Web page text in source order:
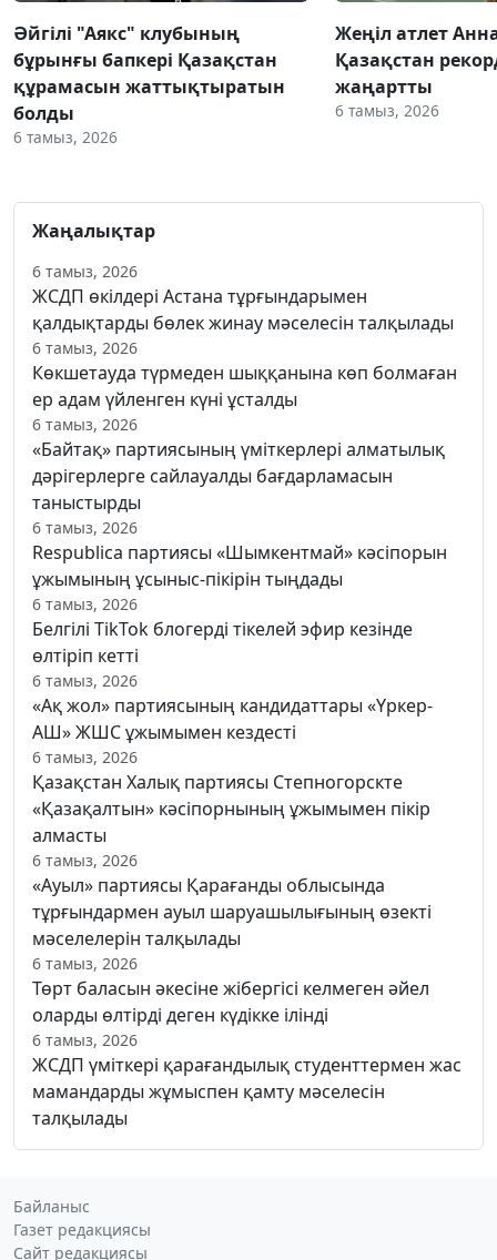
Әйгілі "Аякс" клубының
бұрынғы бапкері Қазақстан
құрамасын жаттықтыратын
болды
6 тамыз, 2026
Жеңіл атлет
Қазақстан
жаңартты
6 тамыз, 2026
Жаңалықтар
6 тамыз, 2026
ЖСДП өкілдері Астана тұрғындарымен
қалдықтарды бөлек жинау мәселесін талқылады
6 тамыз, 2026
Көкшетауда түрмеден шыққанына көп болмаған
ер адам үйленген күні ұсталды
6 тамыз, 2026
«Байтақ» партиясының үміткерлері алматылық
дәрігерлерге сайлауалды бағдарламасын
таныстырды
6 тамыз, 2026
Respublica партиясы «Шымкентмай» кәсіпорын
ұжымының ұсыныс-пікірін тыңдады
6 тамыз, 2026
Белгілі TikTok блогерді тікелей эфир кезінде
өлтіріп кетті
6 тамыз, 2026
«Ақ жол» партиясының кандидаттары «Үркер-
АШ» ЖШС ұжымымен кездесті
6 тамыз, 2026
Қазақстан Халық партиясы Степногорскте
«Қазақалтын» кәсіпорнының ұжымымен пікір
алмасты
6 тамыз, 2026
«Ауыл» партиясы Қарағанды облысында
тұрғындармен ауыл шаруашылығының өзекті
мәселелерін талқылады
6 тамыз, 2026
Төрт баласын әкесіне жібергісі келмеген әйел
оларды өлтірді деген күдікке ілінді
6 тамыз, 2026
ЖСДП үміткері қарағандылық студенттермен жас
мамандарды жұмыспен қамту мәселесін
талқылады
Байланыс
Газет редакциясы
Сайт редакциясы